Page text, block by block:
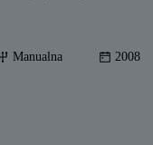
Manualna 2008